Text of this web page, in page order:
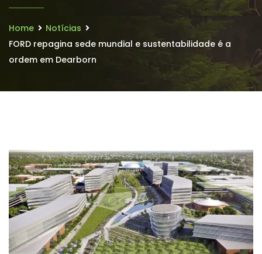
Home
Notícias
FORD repagina sede mundial e sustentabilidade é a
ordem em Dearborn